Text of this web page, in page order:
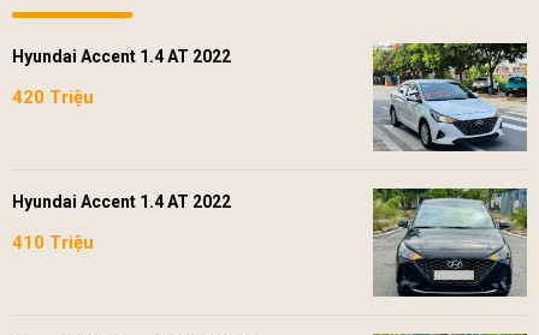
Hyundai Accent 1.4 AT 2022
420 Triệu
Hyundai Accent 1.4 AT 2022
410 Triệu